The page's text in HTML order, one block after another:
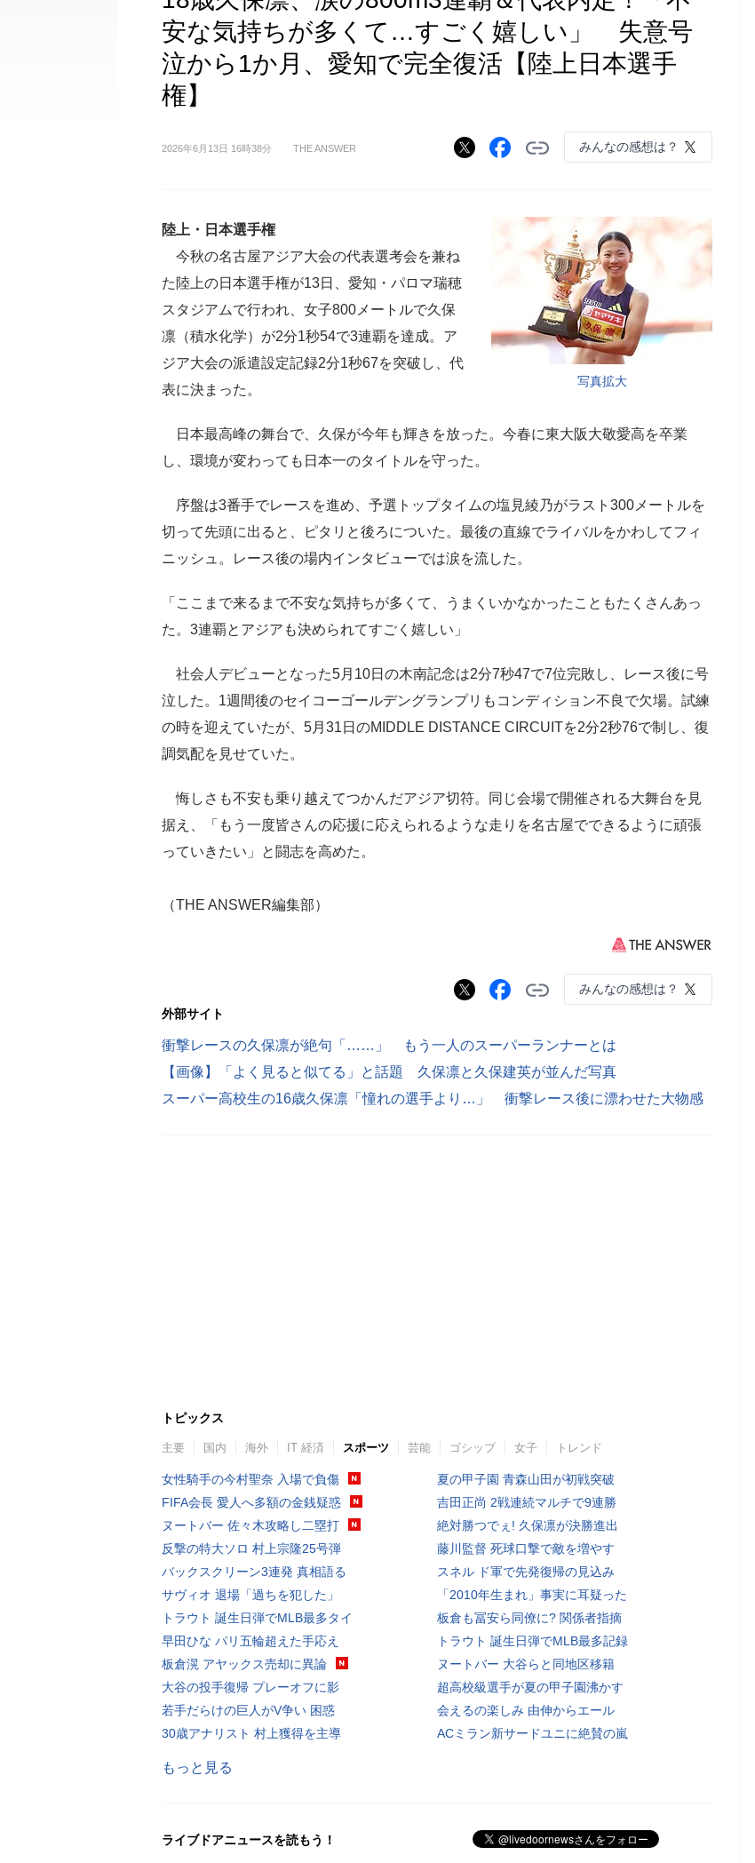
安な気持ちが多くて…すごく嬉しい」 失意号
泣から1か月、愛知で完全復活【陸上日本選手
権】
2026年6月13日 16時38分 THE ANSWER みんなの感想は？
写真拡大
陸上・日本選手権
今秋の名古屋アジア大会の代表選考会を兼ね
た陸上の日本選手権が13日、愛知・パロマ瑞穂
スタジアムで行われ、女子800メートルで久保
凛（積水化学）が2分1秒54で3連覇を達成。ア
ジア大会の派遣設定記録2分1秒67を突破し、代
表に決まった。
日本最高峰の舞台で、久保が今年も輝きを放った。今春に東大阪大敬愛高を卒業
し、環境が変わっても日本一のタイトルを守った。
序盤は3番手でレースを進め、予選トップタイムの塩見綾乃がラスト300メートルを
切って先頭に出ると、ピタリと後ろについた。最後の直線でライバルをかわしてフィ
ニッシュ。レース後の場内インタビューでは涙を流した。
「ここまで来るまで不安な気持ちが多くて、うまくいかなかったこともたくさんあっ
た。3連覇とアジアも決められてすごく嬉しい」
社会人デビューとなった5月10日の木南記念は2分7秒47で7位完敗し、レース後に号
泣した。1週間後のセイコーゴールデングランプリもコンディション不良で欠場。試練
の時を迎えていたが、5月31日のMIDDLE DISTANCE CIRCUITを2分2秒76で制し、復
調気配を見せていた。
悔しさも不安も乗り越えてつかんだアジア切符。同じ会場で開催される大舞台を見
据え、「もう一度皆さんの応援に応えられるような走りを名古屋でできるように頑張
っていきたい」と闘志を高めた。
（THE ANSWER編集部）
みんなの感想は？
外部サイト
衝撃レースの久保凛が絶句「……」 もう一人のスーパーランナーとは
【画像】「よく見ると似てる」と話題 久保凛と久保建英が並んだ写真
スーパー高校生の16歳久保凛「憧れの選手より…」 衝撃レース後に漂わせた大物感
トピックス
主要 国内 海外 IT 経済 スポーツ 芸能 ゴシップ 女子 トレンド
女性騎手の今村聖奈 入場で負傷
FIFA会長 愛人へ多額の金銭疑惑
ヌートバー 佐々木攻略し二塁打
反撃の特大ソロ 村上宗隆25号弾
バックスクリーン3連発 真相語る
サヴィオ 退場「過ちを犯した」
トラウト 誕生日弾でMLB最多タイ
早田ひな パリ五輪超えた手応え
板倉滉 アヤックス売却に異論
大谷の投手復帰 プレーオフに影
若手だらけの巨人がV争い 困惑
30歳アナリスト 村上獲得を主導
夏の甲子園 青森山田が初戦突破
吉田正尚 2戦連続マルチで9連勝
絶対勝つでぇ! 久保凛が決勝進出
藤川監督 死球口撃で敵を増やす
スネル ド軍で先発復帰の見込み
「2010年生まれ」事実に耳疑った
板倉も冨安ら同僚に? 関係者指摘
トラウト 誕生日弾でMLB最多記録
ヌートバー 大谷らと同地区移籍
超高校級選手が夏の甲子園沸かす
会えるの楽しみ 由伸からエール
ACミラン新サードユニに絶賛の嵐
もっと見る
ライブドアニュースを読もう！